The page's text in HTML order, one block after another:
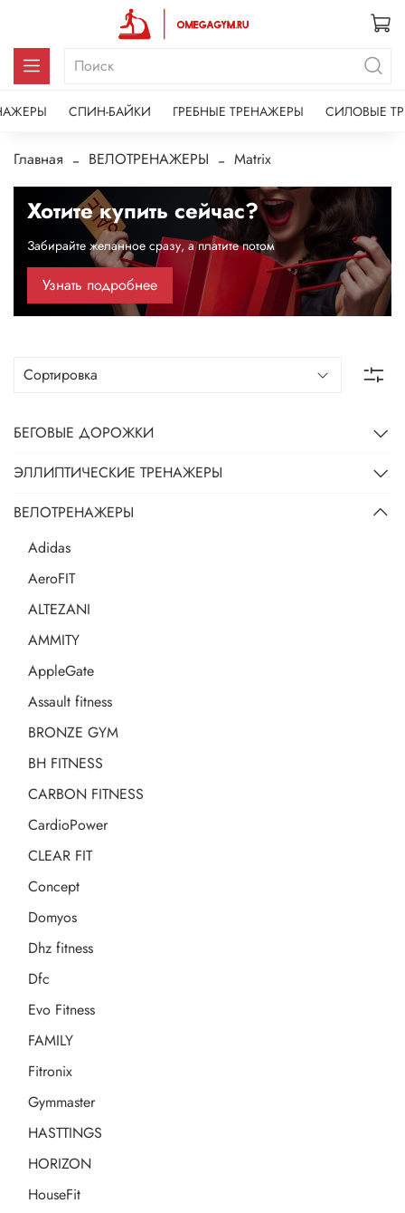
СПИН-БАЙКИ ГРЕБНЫЕ ТРЕНАЖЕРЫ СИЛОВЫЕ
Главная ВЕЛОТРЕНАЖЕРЫ Matrix
Хотите купить сейчас?
Забирайте желанное сразу, а платите потом
Узнать подробнее
БЕГОВЫЕ ДОРОЖКИ
ЭЛЛИПТИЧЕСКИЕ ТРЕНАЖЕРЫ
ВЕЛОТРЕНАЖЕРЫ
Adidas
AeroFIT
ALTEZANI
AMMITY
AppleGate
Assault fitness
BRONZE GYM
BH FITNESS
CARBON FITNESS
CardioPower
CLEAR FIT
Concept
Domyos
Dhz fitness
Dfc
Evo Fitness
FAMILY
Fitronix
Gymmaster
HASTTINGS
HORIZON
HouseFit